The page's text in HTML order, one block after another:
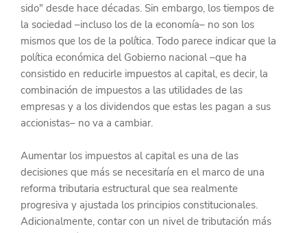
sido" desde hace décadas. Sin embargo, los tiempos de
la sociedad –incluso los de la economía– no son los
mismos que los de la política. Todo parece indicar que la
política económica del Gobierno nacional –que ha
consistido en reducirle impuestos al capital, es decir, la
combinación de impuestos a las utilidades de las
empresas y a los dividendos que estas les pagan a sus
accionistas– no va a cambiar.
Aumentar los impuestos al capital es una de las
decisiones que más se necesitaría en el marco de una
reforma tributaria estructural que sea realmente
progresiva y ajustada los principios constitucionales.
Adicionalmente, contar con un nivel de tributación más